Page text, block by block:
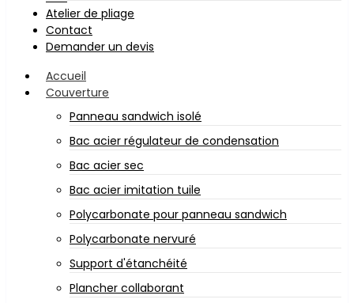
Atelier de pliage
Contact
Demander un devis
Accueil
Couverture
Panneau sandwich isolé
Bac acier régulateur de condensation
Bac acier sec
Bac acier imitation tuile
Polycarbonate pour panneau sandwich
Polycarbonate nervuré
Support d'étanchéité
Plancher collaborant